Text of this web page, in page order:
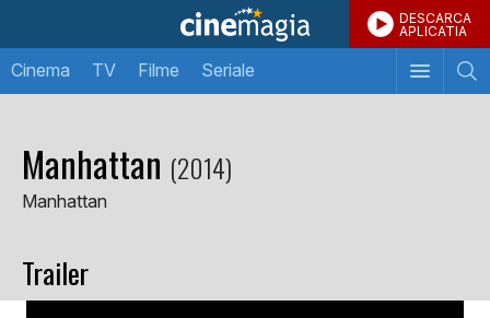
DESCARCA
APLICATIA
Cinema TV Filme Seriale
Manhattan (2014)
Manhattan
Trailer